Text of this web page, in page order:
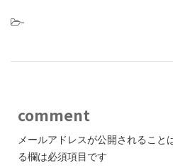
-
comment
メールアドレスが公開されること
る欄は必須項目です